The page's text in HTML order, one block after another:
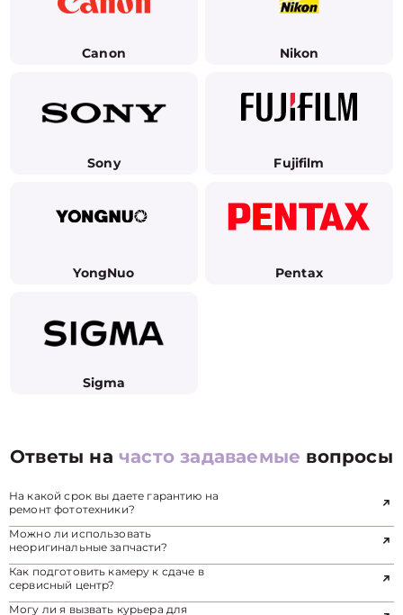
Canon Nikon
Sony Fujifilm
YongNuo Pentax
Sigma
Ответы начасто задаваемые вопросы
На какой срок вы даете гарантию на
ремонт фототехники?
Можно ли использовать
неоригинальные запчасти?
Как подготовить камеру к сдаче в
сервисный центр?
Могу ли я вызвать курьера для